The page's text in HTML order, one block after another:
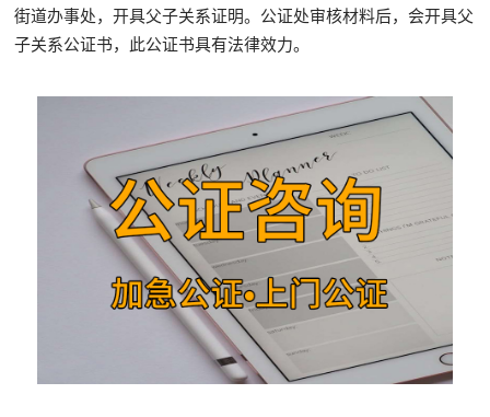
街道办事处，开具父子关系证明。公证处审核材料后，会开具父
子关系公证书，此公证书具有法律效力。